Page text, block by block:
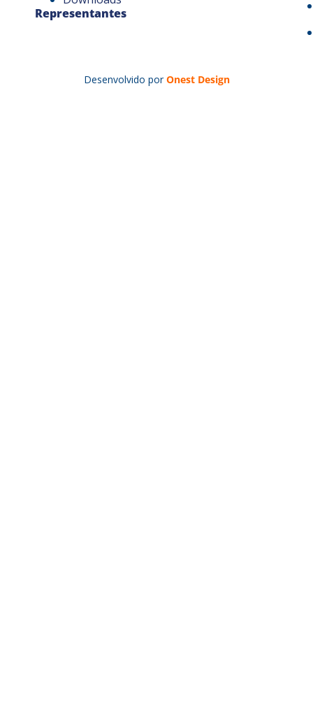
Representantes
Desenvolvido por Onest Design